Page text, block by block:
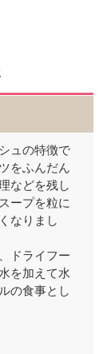
ュの特徴で
をふんだん
などを残し
ープを粒に
なりまし
ドライフー
を加えて水
の食事とし